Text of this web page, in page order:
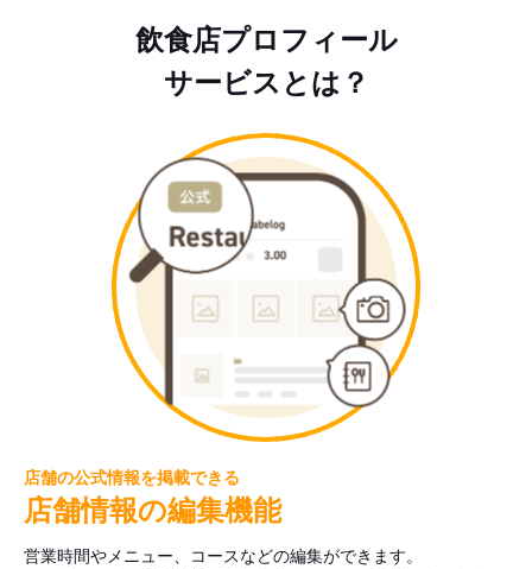
飲食店プロフィール
サービスとは？
店舗の公式情報を掲載できる
店舗情報の編集機能
営業時間やメニュー、コースなどの編集ができます。